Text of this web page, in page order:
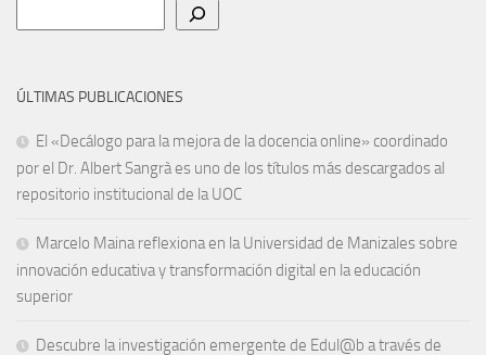
ÚLTIMAS PUBLICACIONES
El «Decálogo para la mejora de la docencia online» coordinado
por el Dr. Albert Sangrà es uno de los títulos más descargados al
repositorio institucional de la UOC
Marcelo Maina reflexiona en la Universidad de Manizales sobre
innovación educativa y transformación digital en la educación
superior
Descubre la investigación emergente de Edul@b a través de